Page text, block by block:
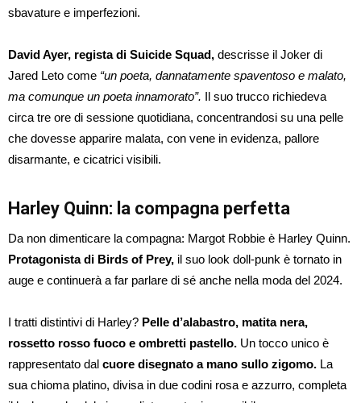
sbavature e imperfezioni.
David Ayer, regista di Suicide Squad, descrisse il Joker di
Jared Leto come “un poeta, dannatamente spaventoso e malato,
ma comunque un poeta innamorato”. Il suo trucco richiedeva
circa tre ore di sessione quotidiana, concentrandosi su una pelle
che dovesse apparire malata, con vene in evidenza, pallore
disarmante, e cicatrici visibili.
Harley Quinn: la compagna perfetta
Da non dimenticare la compagna: Margot Robbie è Harley Quinn.
Protagonista di Birds of Prey, il suo look doll-punk è tornato in
auge e continuerà a far parlare di sé anche nella moda del 2024.
I tratti distintivi di Harley? Pelle d’alabastro, matita nera,
rossetto rosso fuoco e ombretti pastello. Un tocco unico è
rappresentato dal cuore disegnato a mano sullo zigomo. La
sua chioma platino, divisa in due codini rosa e azzurro, completa